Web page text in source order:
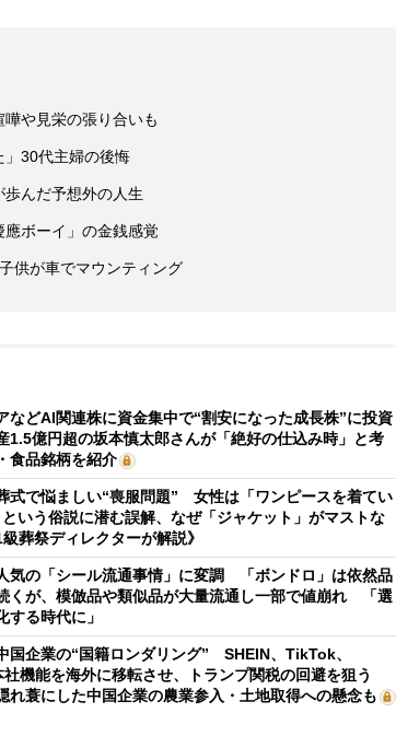
や見栄の張り合いも
30代主婦の後悔
歩んだ予想外の人生
ボーイ」の金銭感覚
供が車でマウンティング
などAI関連株に資金集中で“割安になった成長株”に投資
億円超の坂本慎太郎さんが「絶好の仕込み時」と考
食品銘柄を紹介
式で悩ましい“喪服問題” 女性は「ワンピースを着てい
いう俗説に潜む誤解、なぜ「ジャケット」がマストな
葬祭ディレクターが解説》
気の「シール流通事情」に変調 「ボンドロ」は依然品
くが、模倣品や類似品が大量流通し一部で値崩れ 「選
する時代に」
国企業の“国籍ロンダリング” SHEIN、TikTok、
機能を海外に移転させ、トランプ関税の回避を狙う
れ蓑にした中国企業の農業参入・土地取得への懸念も